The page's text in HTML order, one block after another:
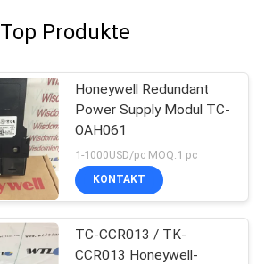
Top Produkte
Honeywell Redundant
Power Supply Modul TC-
OAH061
1-1000USD/pc MOQ:1 pc
KONTAKT
TC-CCR013 / TK-
CCR013 Honeywell-